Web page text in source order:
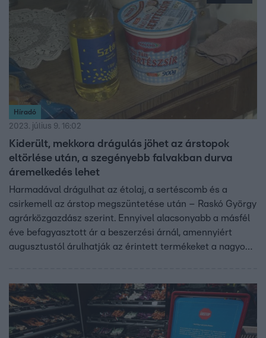
Híradó
2023. július 9. 16:02
Kiderült, mekkora drágulás jöhet az árstopok
eltörlése után, a szegényebb falvakban durva
áremelkedés lehet
Harmadával drágulhat az étolaj, a sertéscomb és a
csirkemell az árstop megszüntetése után – Raskó György
agrárközgazdász szerint. Ennyivel alacsonyabb a másfél
éve befagyasztott ár a beszerzési árnál, amennyiért
augusztustól árulhatják az érintett termékeket a nagyobb
minimálisan növelheti az inflációt az ársapkák kivezetése.